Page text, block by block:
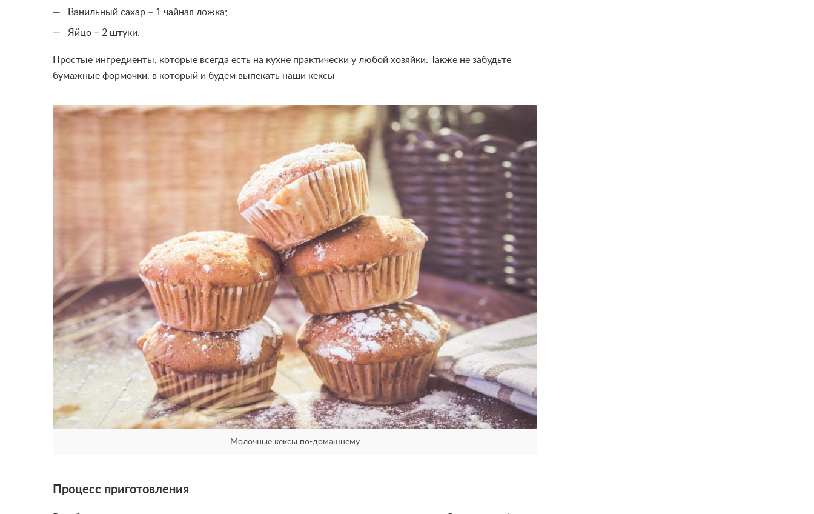
Ванильный сахар – 1 чайная ложка;
Яйцо – 2 штуки.
Простые ингредиенты, которые всегда есть на кухне практически у любой хозяйки. Также не забудьте
бумажные формочки, в который и будем выпекать наши кексы
Молочные кексы по-домашнему
Процесс приготовления